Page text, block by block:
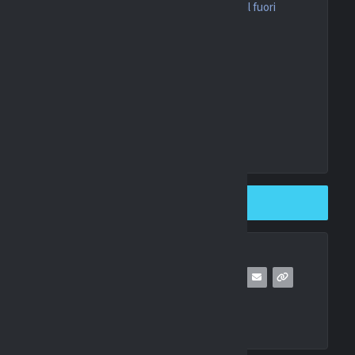
Tottenham, West Ham torna in Europa, Arsenal fuori
volta